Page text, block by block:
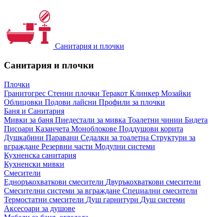
Санитария и плочки
Санитария и плочки
Плочки
Гранитогрес Стенни плочки Теракот Клинкер Мозайки
Облицовки Подови лайсни Профили за плочки
Баня и Санитария
Мивки за баня Пиедестали за мивка Тоалетни чинии Бидета
Писоари Казанчета Моноблокове Поддушови корита
Душкабини Паравани Седалки за тоалетна Структури за
вграждане Резервни части Модулни системи
Кухненска санитария
Кухненски мивки
Смесители
Едноръкохваткови смесители Двуръкохваткови смесители
Смесителни системи за вграждане Специални смесители
Термостатни смесители Душ гарнитури Душ системи
Аксесоари за душове